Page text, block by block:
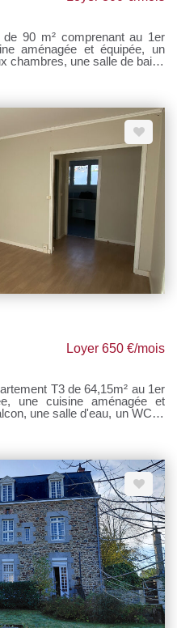
aménagée et équipée, un
chambres, une salle de bains
Si vous souhaitez visiter,
sur l'onglet "Dossier de
votre dossier par mail.
Loyer 650 €/mois
T3 de 64,15m² au 1er
une cuisine aménagée et
une salle d'eau, un WC et
candidature" afin de nous